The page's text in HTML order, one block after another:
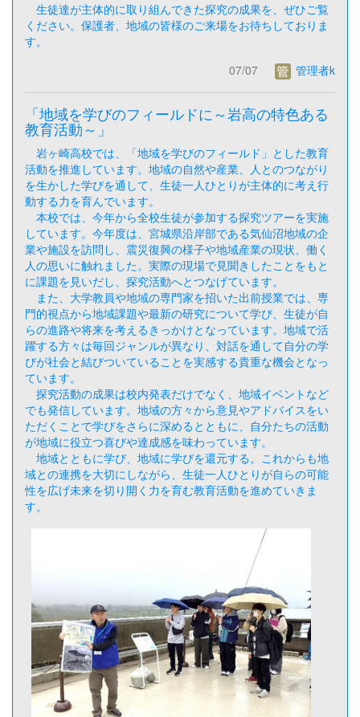
生徒達が主体的に取り組んできた探究の成果を、ぜひご覧
ください。保護者、地域の皆様のご来場をお待ちしておりま
す。
07/07
管理者k
「地域を学びのフィールドに～岩高の特色ある
教育活動～」
岩ヶ崎高校では、「地域を学びのフィールド」とした教育
活動を推進しています。地域の自然や産業、人とのつながり
を生かした学びを通して、生徒一人ひとりが主体的に考え行
動する力を育んでいます。
本校では、今年から全校生徒が参加する探究ツアーを実施
しています。今年度は、宮城県沿岸部である気仙沼地域の企
業や施設を訪問し、震災復興の様子や地域産業の現状、働く
人の思いに触れました。実際の現場で見聞きしたことをもと
に課題を見いだし、探究活動へとつなげています。
また、大学教員や地域の専門家を招いた出前授業では、専
門的視点から地域課題や最新の研究について学び、生徒が自
らの進路や将来を考えるきっかけとなっています。地域で活
躍する方々は毎回ジャンルが異なり、対話を通して自分の学
びが社会と結びついていることを実感する貴重な機会となっ
ています。
探究活動の成果は校内発表だけでなく、地域イベントなど
でも発信しています。地域の方々から意見やアドバイスをい
ただくことで学びをさらに深めるとともに、自分たちの活動
が地域に役立つ喜びや達成感を味わっています。
地域とともに学び、地域に学びを還元する。これからも地
域との連携を大切にしながら、生徒一人ひとりが自らの可能
性を広げ未来を切り開く力を育む教育活動を進めていきま
す。